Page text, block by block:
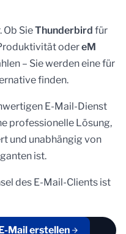
SieThunderbird für
odereM
– Sie werden eine für
finden.
E-Mail-Dienst
professionelle Lösung,
und unabhängig von
ist.
des E-Mail-Clients ist
Mail erstellen